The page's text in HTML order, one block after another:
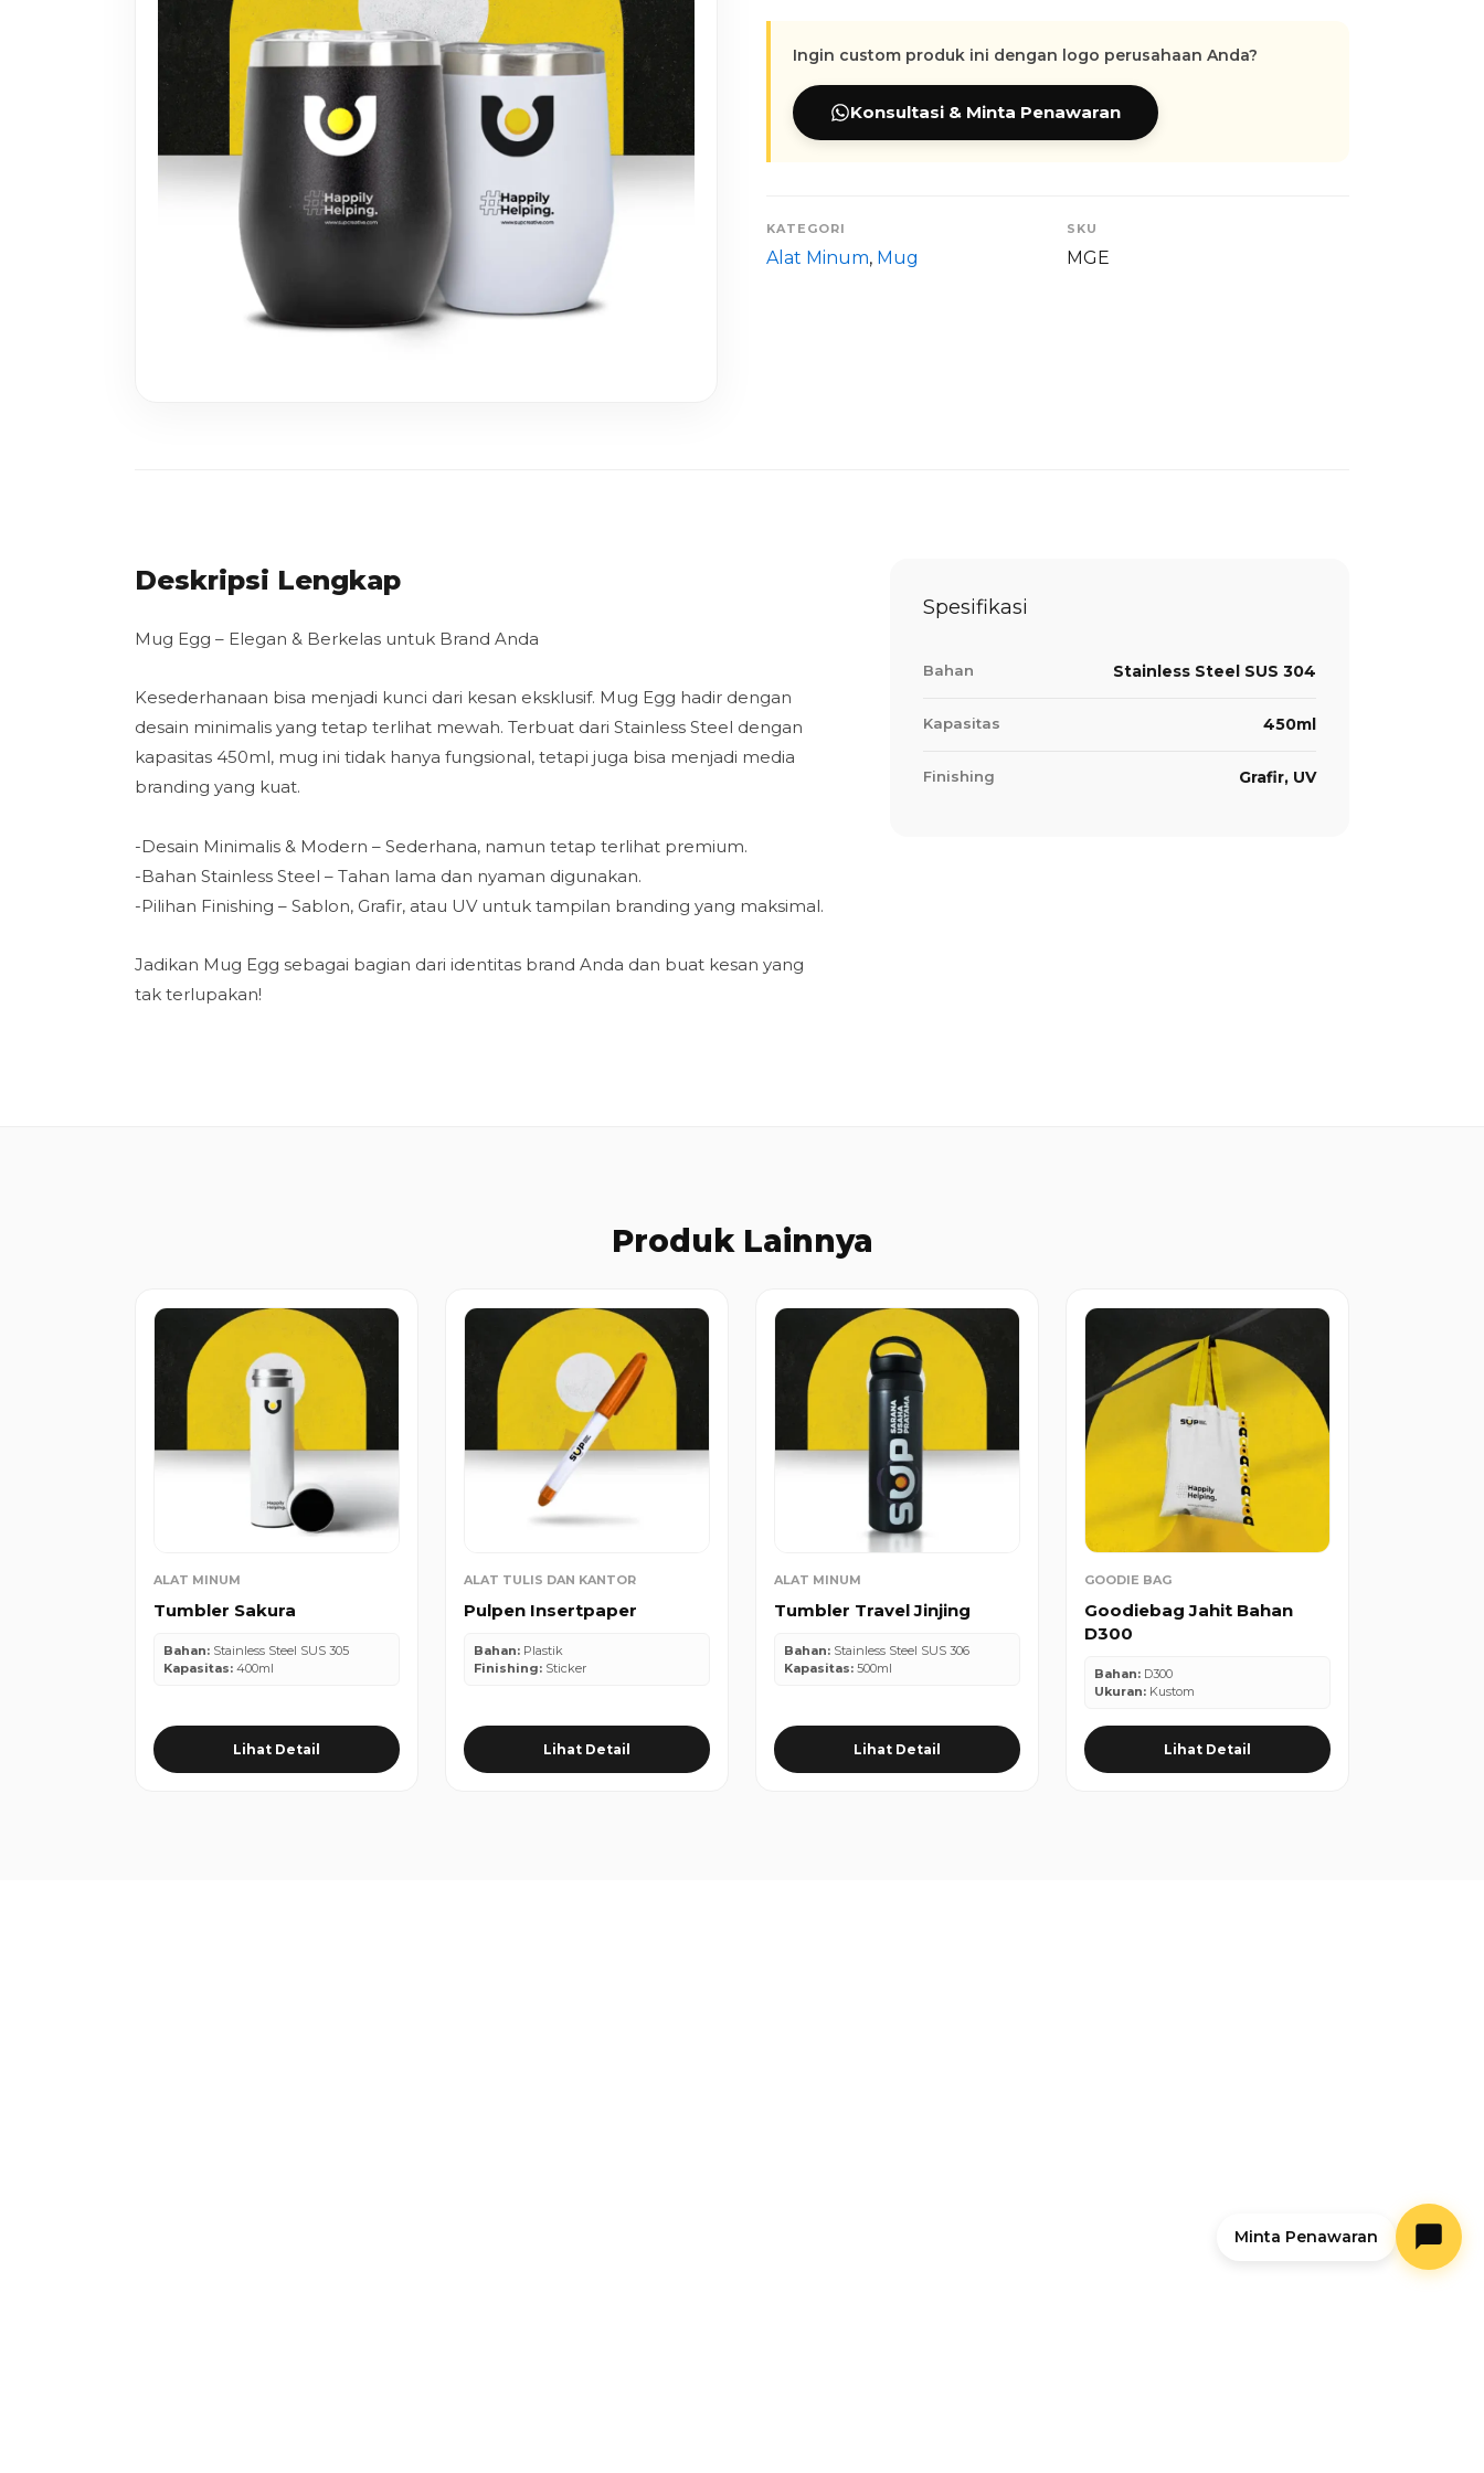
Ingin custom produk ini dengan logo perusahaan Anda?
Konsultasi & Minta Penawaran
KATEGORI
Alat Minum, Mug
SKU
MGE
Deskripsi Lengkap
Mug Egg – Elegan & Berkelas untuk Brand Anda
Kesederhanaan bisa menjadi kunci dari kesan eksklusif. Mug Egg hadir dengan
desain minimalis yang tetap terlihat mewah. Terbuat dari Stainless Steel dengan
kapasitas 450ml, mug ini tidak hanya fungsional, tetapi juga bisa menjadi media
branding yang kuat.
-Desain Minimalis & Modern – Sederhana, namun tetap terlihat premium.
-Bahan Stainless Steel – Tahan lama dan nyaman digunakan.
-Pilihan Finishing – Sablon, Grafir, atau UV untuk tampilan branding yang maksimal.
Jadikan Mug Egg sebagai bagian dari identitas brand Anda dan buat kesan yang
tak terlupakan!
Spesifikasi
Bahan Stainless Steel SUS 304
Kapasitas 450ml
Finishing Grafir, UV
Produk Lainnya
ALAT MINUM
Tumbler Sakura
Bahan: Stainless Steel SUS 305
Kapasitas: 400ml
Lihat Detail
ALAT TULIS DAN KANTOR
Pulpen Insertpaper
Bahan: Plastik
Finishing: Sticker
Lihat Detail
ALAT MINUM
Tumbler Travel Jinjing
Bahan: Stainless Steel SUS 306
Kapasitas: 500ml
Lihat Detail
GOODIE BAG
Goodiebag Jahit Bahan
D300
Bahan: D300
Ukuran: Kustom
Lihat Detail
Minta Penawaran